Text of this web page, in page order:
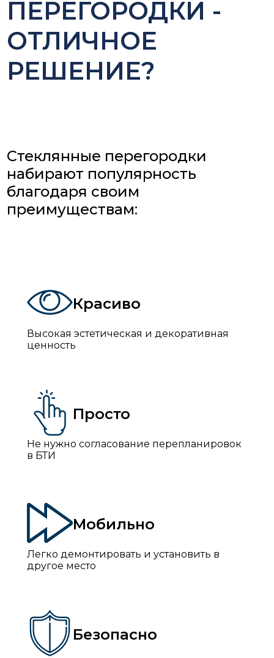
ПЕРЕГОРОДКИ -
ОТЛИЧНОЕ
РЕШЕНИЕ?
Стеклянные перегородки
набирают популярность
благодаря своим
преимуществам:
Красиво
Высокая эстетическая и декоративная
ценность
Просто
Не нужно согласование перепланировок
в БТИ
Мобильно
Легко демонтировать и установить в
другое место
Безопасно